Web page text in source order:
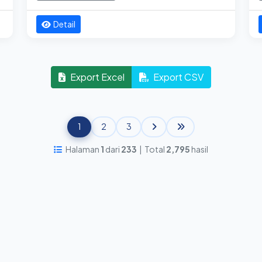
Detail
Export Excel Export CSV
1 2 3
Halaman 1 dari 233 | Total 2,795 hasil